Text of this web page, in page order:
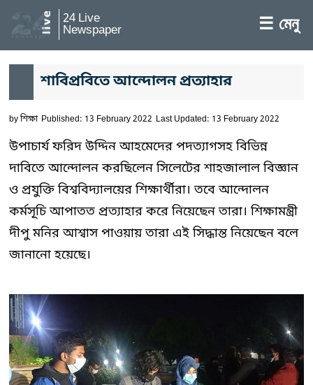
24 Live
Newspaper ☰ মেনু
শাবিপ্রবিতে আন্দোলন প্রত্যাহার
byশিক্ষা Published: 13 February 2022 Last Updated: 13 February 2022
উপাচার্য ফরিদ উদ্দিন আহমেদের পদত্যাগসহ বিভিন্ন
দাবিতে আন্দোলন করছিলেন সিলেটের শাহজালাল বিজ্ঞান
ও প্রযুক্তি বিশ্ববিদ্যালয়ের শিক্ষার্থীরা। তবে আন্দোলন
কর্মসূচি আপাতত প্রত্যাহার করে নিয়েছেন তারা। শিক্ষামন্ত্রী
দীপু মনির আশ্বাস পাওয়ায় তারা এই সিদ্ধান্ত নিয়েছেন বলে
জানানো হয়েছে।